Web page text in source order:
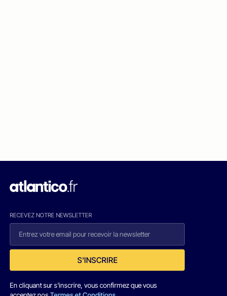
RECEVEZ NOTRE NEWSLETTER
S'INSCRIRE
En cliquant sur s'inscrire, vous confirmez que vous